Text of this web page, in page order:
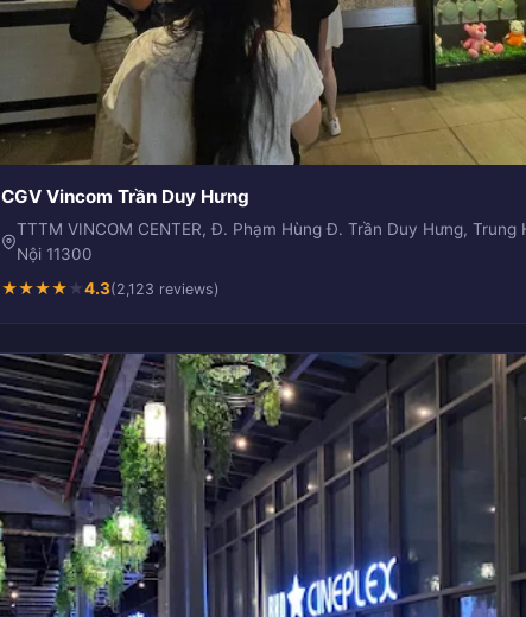
CGV Vincom Trần Duy Hưng
TTTM VINCOM CENTER, Đ. Phạm Hùng Đ. Trần Duy Hưng, Trung
Nội 11300
★★★★★4.3(2,123 reviews)